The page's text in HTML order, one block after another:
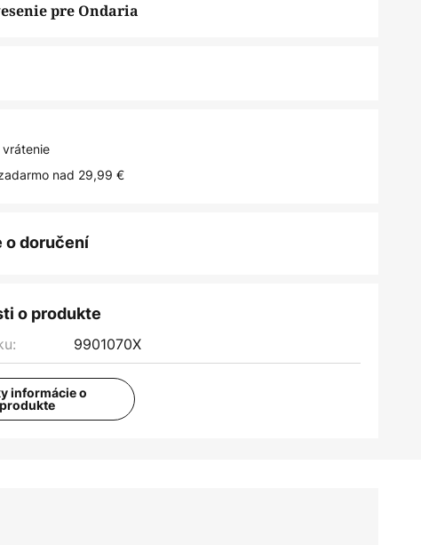
pre Ondaria
nad 29,99 €
o doručení
o produkte
9901070X
informácie o
produkte